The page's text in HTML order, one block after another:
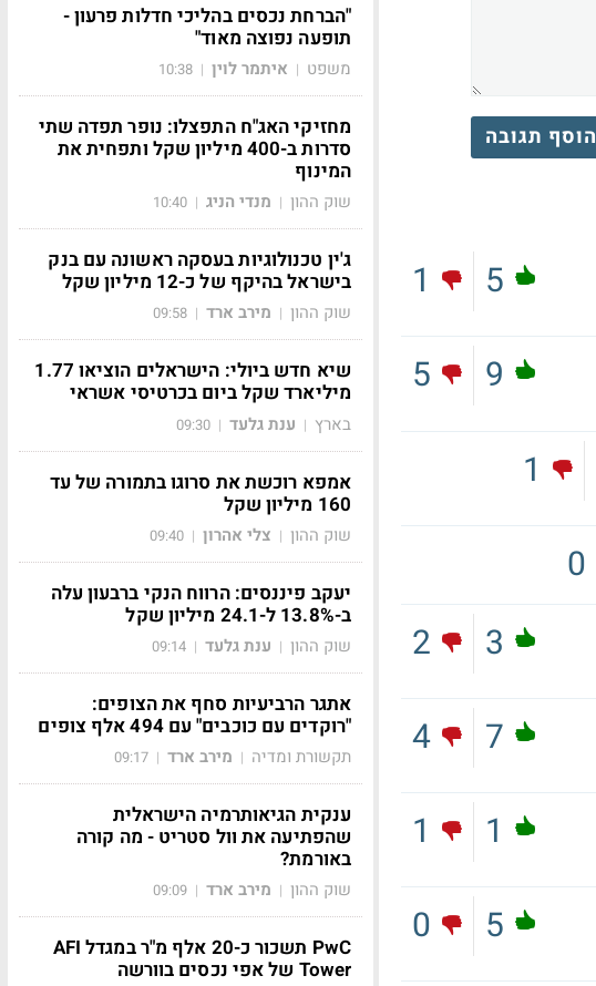
הוסף תגובה
5
1
9
5
1
0
3
2
7
4
1
1
5
0
"הברחת נכסים בהליכי חדלות פרעון -
תופעה נפוצה מאוד"
משפט | איתמר לוין |
10:38
מחזיקי האג"ח התפצלו: נופר תפדה שתי
סדרות ב-400 מיליון שקל ותפחית את
המינוף
שוק ההון | מנדי הניג |
10:40
ג'ין טכנולוגיות בעסקה ראשונה עם בנק
בישראל בהיקף של כ-12 מיליון שקל
שוק ההון | מירב ארד |
09:58
שיא חדש ביולי: הישראלים הוציאו 1.77
מיליארד שקל ביום בכרטיסי אשראי
בארץ | ענת גלעד |
09:30
אמפא רוכשת את סרוגו בתמורה של עד
160 מיליון שקל
שוק ההון | צלי אהרון |
09:40
יעקב פיננסים: הרווח הנקי ברבעון עלה
ב-13.8% ל-24.1 מיליון שקל
שוק ההון | ענת גלעד |
09:14
אתגר הרביעיות סחף את הצופים:
"רוקדים עם כוכבים" עם 494 אלף צופים
תקשורת ומדיה | מירב ארד |
09:17
ענקית הגיאותרמיה הישראלית
שהפתיעה את וול סטריט - מה קורה
באורמת?
שוק ההון | מירב ארד |
09:09
PwC תשכור כ-20 אלף מ"ר במגדל AFI
Tower של אפי נכסים בוורשה